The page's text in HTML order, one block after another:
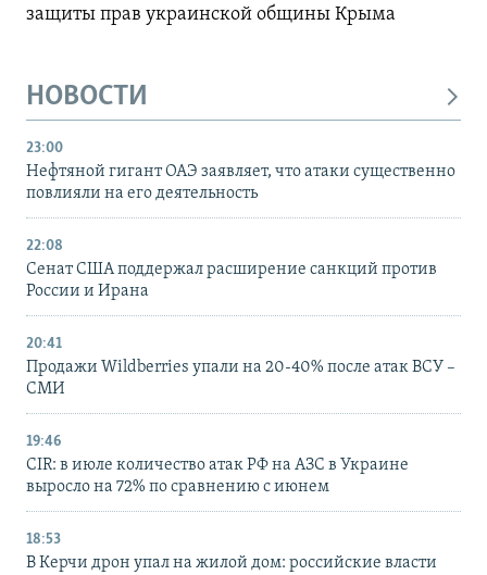
защиты прав украинской общины Крыма
НОВОСТИ
23:00
Нефтяной гигант ОАЭ заявляет, что атаки существенно
повлияли на его деятельность
22:08
Сенат США поддержал расширение санкций против
России и Ирана
20:41
Продажи Wildberries упали на 20-40% после атак ВСУ –
СМИ
19:46
CIR: в июле количество атак РФ на АЗС в Украине
выросло на 72% по сравнению с июнем
18:53
В Керчи дрон упал на жилой дом: российские власти